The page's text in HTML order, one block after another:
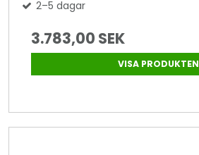
2–5 dagar
3.783,00 SEK
VISA PRODUKTEN